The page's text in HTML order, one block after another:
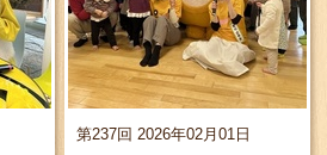
第237回 2026年02月01日